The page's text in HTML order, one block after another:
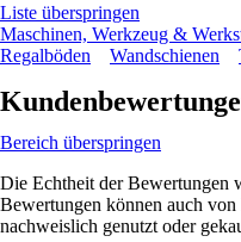
Liste überspringen
Maschinen, Werkzeug &
Regalböden
Wandschienen
Bereich überspringen
Die Echtheit der Bewertungen
Bewertungen können auch
nachweislich genutzt oder